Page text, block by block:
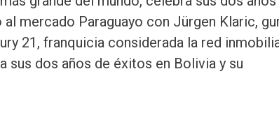
mercado Paraguayo con Jürgen Klaric,
21, franquicia considerada la red
sus dos años de éxitos en Bolivia y su